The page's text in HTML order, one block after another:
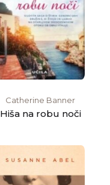
Catherine Banner
Hiša na robu noči